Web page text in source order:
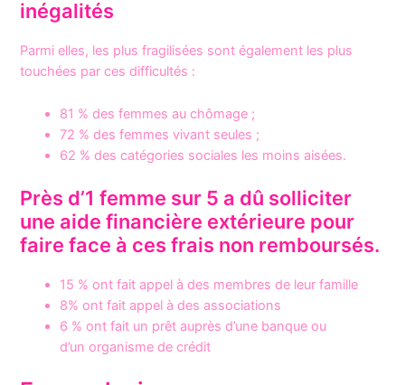
inégalités
Parmi elles, les plus fragilisées sont également les plus
touchées par ces difficultés :
81 % des femmes au chômage ;
72 % des femmes vivant seules ;
62 % des catégories sociales les moins aisées.
Près d’1 femme sur 5 a dû solliciter
une aide financière extérieure pour
faire face à ces frais non remboursés.
15 % ont fait appel à des membres de leur famille
8% ont fait appel à des associations
6 % ont fait un prêt auprès d’une banque ou
d’un organisme de crédit